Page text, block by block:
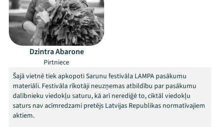
Mana programma
Programma
Arhīvs
Dzintra Abarone
Pirtniece
Šajā vietnē tiek apkopoti Sarunu festivāla LAMPA pasākumu
materiāli. Festivāla rīkotāji neuzņemas atbildību par pasākumu
dalībnieku viedokļu saturu, kā arī nerediģē to, ciktāl viedokļu
saturs nav acīmredzami pretējs Latvijas Republikas normatīvajiem
aktiem.